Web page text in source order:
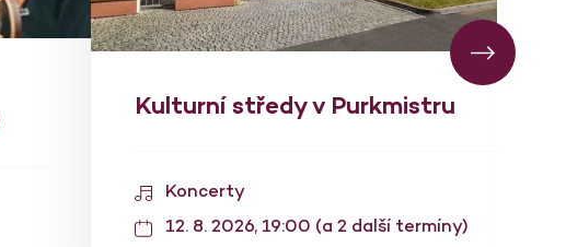
Kulturní středy v Purkmistru
Koncerty
12. 8. 2026, 19:00 (a 2 další termíny)